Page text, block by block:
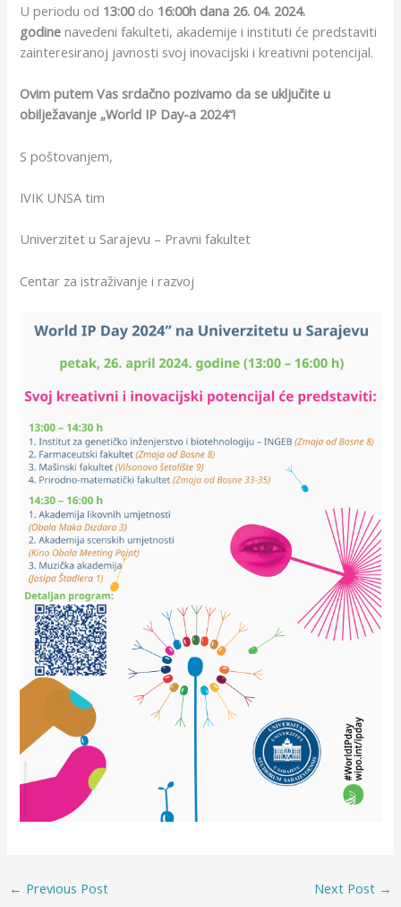
U periodu od 13:00 do 16:00h dana 26. 04. 2024.
godinenavedeni fakulteti, akademije i instituti će predstaviti
zainteresiranoj javnosti svoj inovacijski i kreativni potencijal.
Ovim putem Vas srdačno pozivamo da se uključite u
obilježavanje „World IP Day-a 2024“!
S poštovanjem,
IVIK UNSA tim
Univerzitet u Sarajevu – Pravni fakultet
Centar za istraživanje i razvoj
← Previous Post Next Post →